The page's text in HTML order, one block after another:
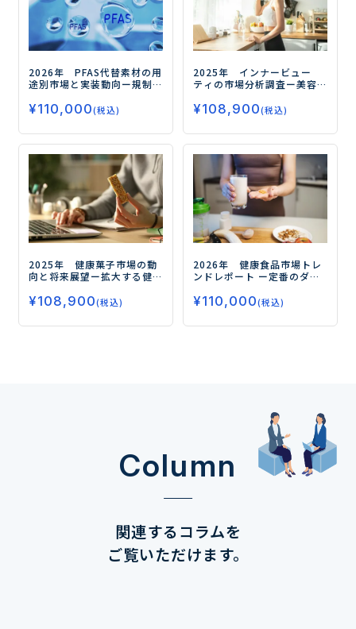
2026年 PFAS代替素材の用
途別市場と実装動向ー規制
実装力競争の勝ち筋ー
¥110,000(税込)
2025年 インナービュー
ティの市場分析調査ー美容
鍵ー
¥108,900(税込)
2025年 健康菓子市場の動
向と将来展望ー拡大する健
はー
¥108,900(税込)
2026年 健康食品市場トレ
ンドレポート ー定番のダイ
フェムケア、グミサプリまで
データで読み解く市場の未
来ー
¥110,000(税込)
Column
関連するコラムを
ご覧いただけます。